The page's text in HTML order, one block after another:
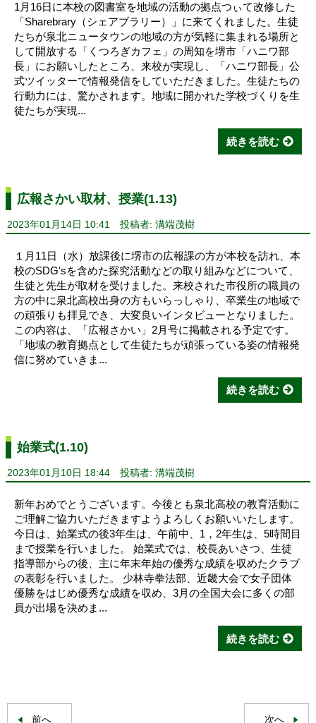
1月16日に本校の図書室を地域の活動の拠点つぃて改修した
「Sharebrary（シェアブラリー）」に来てくれました。生徒
たちが泉北ニュータウンの地域の方が気軽に集まれる場所と
して開放する「くつろぎカフェ」の周知を堺市「ハニワ部
長」にお願いしたところ、来校が実現し、「ハニワ部長」公
式ツイッターで情報発信をしていただきました。生徒たちの
行動力には、驚かされます。地域に開かれた学校づくりを生
徒たちが実現...
続きを読む
広報さかい取材、授業(1.13)
2023年01月14日 10:41 投稿者: 溝端茂樹
１月11日（水）放課後に堺市の広報課の方が本校を訪れ、本
校のSDG'sを含めた探究活動などの取り組みなどについて、
生徒と先生が取材を受けました。来校された市役所の職員の
方の中に泉北高校出身の方もいらっしゃり、卒業生の地域で
の頑張りも拝見でき、大変良いインタビューとなりました。
この内容は、「広報さかい」2月号に掲載される予定です。
「地域の教育拠点として生徒たちが頑張っている姿の情報発
信に努めていきま...
続きを読む
始業式(1.10)
2023年01月10日 18:44 投稿者: 溝端茂樹
新年おめでとうございます。今後とも泉北高校の教育活動に
ご理解ご協力いただきますようよろしくお願いいたします。
今日は、始業式の後3年生は、午前中、1，2年生は、5時間目
まで授業を行いました。 始業式では、校長あいさつ、生徒
指導部からの後、主に年末年始の優秀な成績を収めたクラブ
の表彰を行いました。 少林寺拳法部、近畿大会で女子団体
優勝をはじめ優秀な成績を収め、3月の全国大会に多くの部
員が出場を決めま...
続きを読む
前へ 次へ